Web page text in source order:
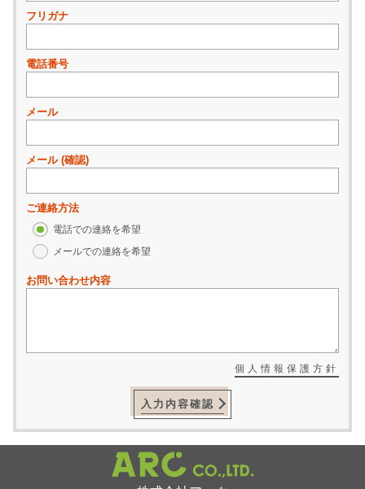
フリガナ
電話番号
メール
メール (確認)
ご連絡方法
電話での連絡を希望
メールでの連絡を希望
お問い合わせ内容
個人情報保護方針
入力内容確認